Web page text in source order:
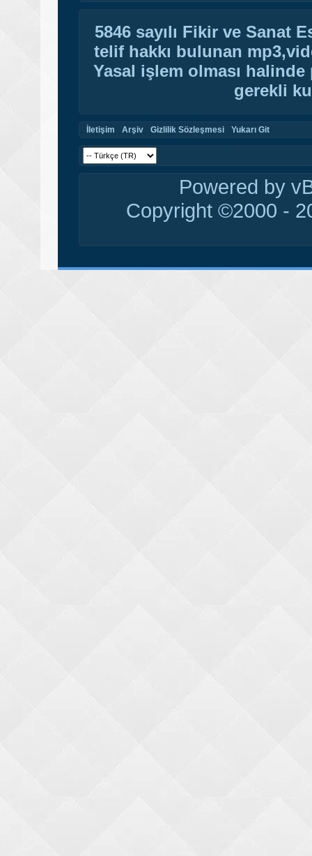
5846 sayılı Fikir ve Sanat
telif hakkı bulunan
Yasal işlem olması
gerekli
İletişim Arşiv Gizlilik Sözleşmesi Yukarı Git
Powered by
Copyright ©2000 -